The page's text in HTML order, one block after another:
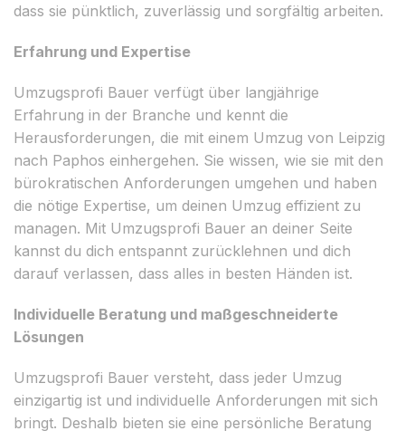
dass sie pünktlich, zuverlässig und sorgfältig arbeiten.
Erfahrung und Expertise
Umzugsprofi Bauer verfügt über langjährige
Erfahrung in der Branche und kennt die
Herausforderungen, die mit einem Umzug von Leipzig
nach Paphos einhergehen. Sie wissen, wie sie mit den
bürokratischen Anforderungen umgehen und haben
die nötige Expertise, um deinen Umzug effizient zu
managen. Mit Umzugsprofi Bauer an deiner Seite
kannst du dich entspannt zurücklehnen und dich
darauf verlassen, dass alles in besten Händen ist.
Individuelle Beratung und maßgeschneiderte
Lösungen
Umzugsprofi Bauer versteht, dass jeder Umzug
einzigartig ist und individuelle Anforderungen mit sich
bringt. Deshalb bieten sie eine persönliche Beratung